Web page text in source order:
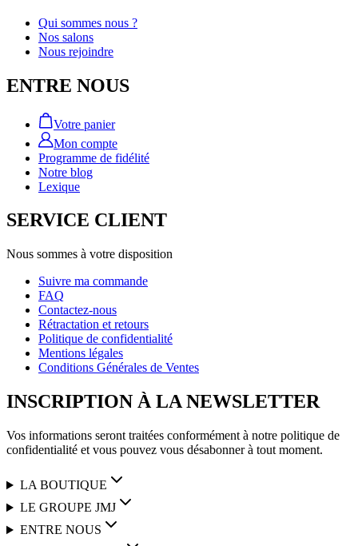
Qui sommes nous ?
Nos salons
Nous rejoindre
ENTRE NOUS
Votre panier
Mon compte
Programme de fidélité
Notre blog
Lexique
SERVICE CLIENT
Nous sommes à votre disposition
Suivre ma commande
FAQ
Contactez-nous
Rétractation et retours
Politique de confidentialité
Mentions légales
Conditions Générales de Ventes
INSCRIPTION À LA NEWSLETTER
Vos informations seront traitées conformément à notre politique de
confidentialité et vous pouvez vous désabonner à tout moment.
LA BOUTIQUE
LE GROUPE JMJ
ENTRE NOUS